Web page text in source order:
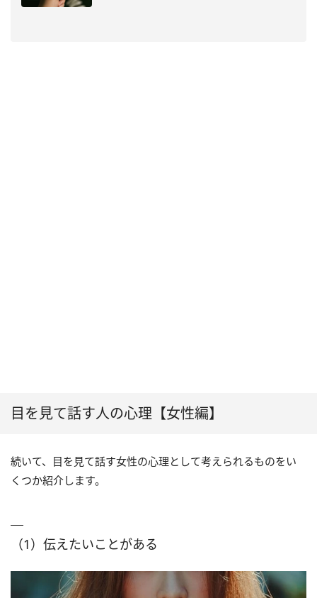
目を見て話す人の心理【女性編】
続いて、目を見て話す女性の心理として考えられるものをい
くつか紹介します。
（1）伝えたいことがある